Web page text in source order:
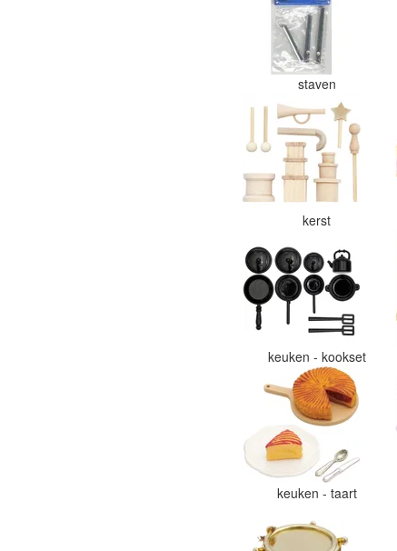
staven
kerst
keuken - kookset
keuken - taart